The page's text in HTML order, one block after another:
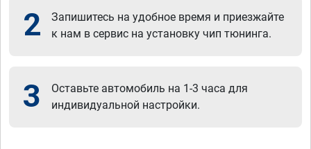
2
Запишитесь на удобное время и приезжайте
к нам в сервис на установку чип тюнинга.
3
Оставьте автомобиль на 1-3 часа для
индивидуальной настройки.